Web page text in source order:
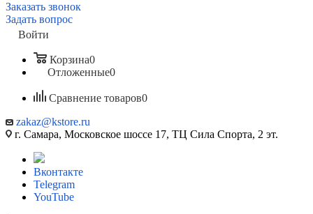
Заказать звонок
Задать вопрос
Войти
Корзина0
Отложенные0
Сравнение товаров0
zakaz@kstore.ru
г. Самара, Московское шоссе 17, ТЦ Сила Спорта, 2 эт.
Вконтакте
Telegram
YouTube